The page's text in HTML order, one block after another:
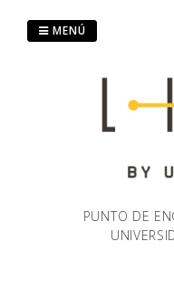
PUNTO DE
MENÚ